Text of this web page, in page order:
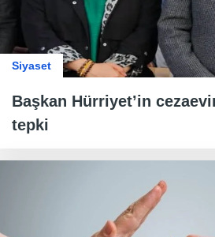
Siyaset
Başkan Hürriyet’in
tepki